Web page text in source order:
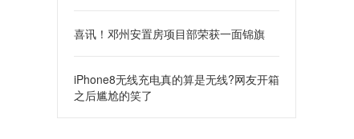
喜讯！邓州安置房项目部荣获一面锦旗
iPhone8无线充电真的算是无线?网友开箱
之后尴尬的笑了